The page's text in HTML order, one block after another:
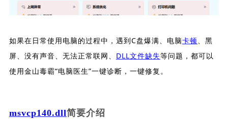
如果在日常使用电脑的过程中，遇到C盘爆满、电脑卡顿、黑
屏、没有声音、无法正常联网、 DLL文件缺失等问题，都可以
使用金山毒霸“电脑医生”一键诊断，一键修复。
msvcp140.dll简要介绍